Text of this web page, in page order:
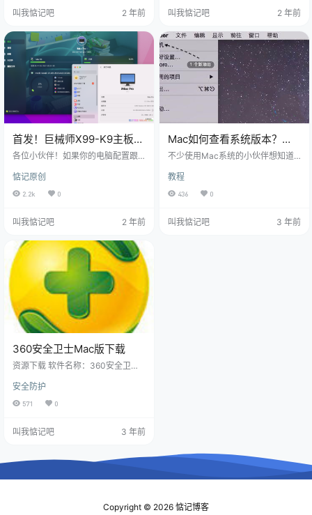
硬盘，不支持的硬盘： 《《 点这里
载： 在这里我提供了两个EFI引导文
件： 1、DELL-8-9代 核显UHD630
12-13系统EFI…
叫我惦记吧 2 年前
下！！ 注意：装黑苹果避开一些硬
看 》》 这个主板装黑苹果之前详细
的BIOS设置： Tip1: 微星主板BIOS
快捷键实用指南 想进入BIOS设置
开机时按…
叫我惦记吧 2 年前
首发！巨械师X99-K9主板黑
苹果EFI引导文件
各位小伙伴！如果你的电脑配置跟
好想装黑苹果系统！不妨试试我这
个EFI 说明一下：我的显卡是讯景A
花了5-10r找别人刷了一个Amd 580
测到就是580显卡了。 2 、主板
自带的有线网卡和声卡都可以正常
驱动，还有的就是这个EFI也定制了
仿冒USB驱动 总的来…
惦记原创
2.2k 0
叫我惦记吧 2 年前
Mac如何查看系统版本？
Mac查看系统版本的方法
不少使用Mac系统的小伙伴想知道
与正式版一样，然后再决定是否要
继续升级系统，那么Mac系统要如
c查看系统版本的方法 1、首先我们
教程
436 0
叫我惦记吧 3 年前
360安全卫士Mac版下载
资源下载 软件名称：360安全卫士
本：V15.0.0.1231 软件大小：7.62
MB (7,995,392 字节) 更新时间：20
版是一款专为Mac OS用户打造的免
的强大技术支持，成功地集成了清
为Mac系统打造全面安…
安全防护
571 0
叫我惦记吧 3 年前
Copyright © 2026 惦记博客